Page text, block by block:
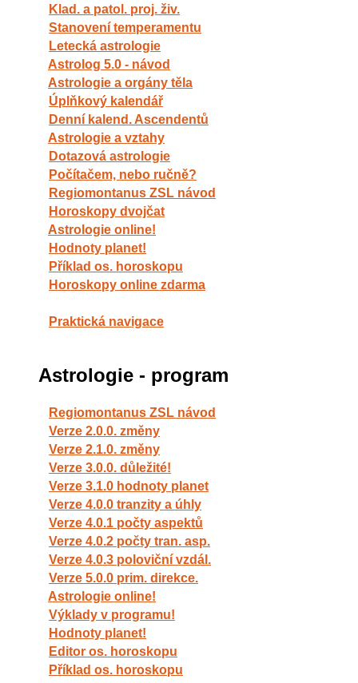
Klad. a patol. proj. živ.
Stanovení temperamentu
Letecká astrologie
Astrolog 5.0 - návod
Astrologie a orgány těla
Úplňkový kalendář
Denní kalend. Ascendentů
Astrologie a vztahy
Dotazová astrologie
Počítačem, nebo ručně?
Regiomontanus ZSL návod
Horoskopy dvojčat
Astrologie online!
Hodnoty planet!
Příklad os. horoskopu
Horoskopy online zdarma
Praktická navigace
Astrologie - program
Regiomontanus ZSL návod
Verze 2.0.0. změny
Verze 2.1.0. změny
Verze 3.0.0. důležité!
Verze 3.1.0 hodnoty planet
Verze 4.0.0 tranzity a úhly
Verze 4.0.1 počty aspektů
Verze 4.0.2 počty tran. asp.
Verze 4.0.3 poloviční vzdál.
Verze 5.0.0 prim. direkce.
Astrologie online!
Výklady v programu!
Hodnoty planet!
Editor os. horoskopu
Příklad os. horoskopu